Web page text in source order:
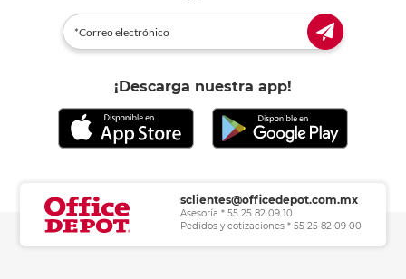
¡Descarga nuestra app!
sclientes@officedepot.com.mx
Asesoría * 55 25 82 09 10
Pedidos y cotizaciones * 55 25 82 09 00